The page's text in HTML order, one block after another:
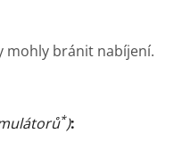
mohly bránit nabíjení.
*):